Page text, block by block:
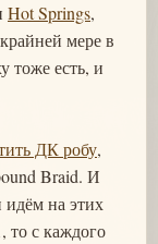
Hot Springs,
мере в
тоже есть, и
ДК робу,
Braid. И
идём на этих
то с каждого